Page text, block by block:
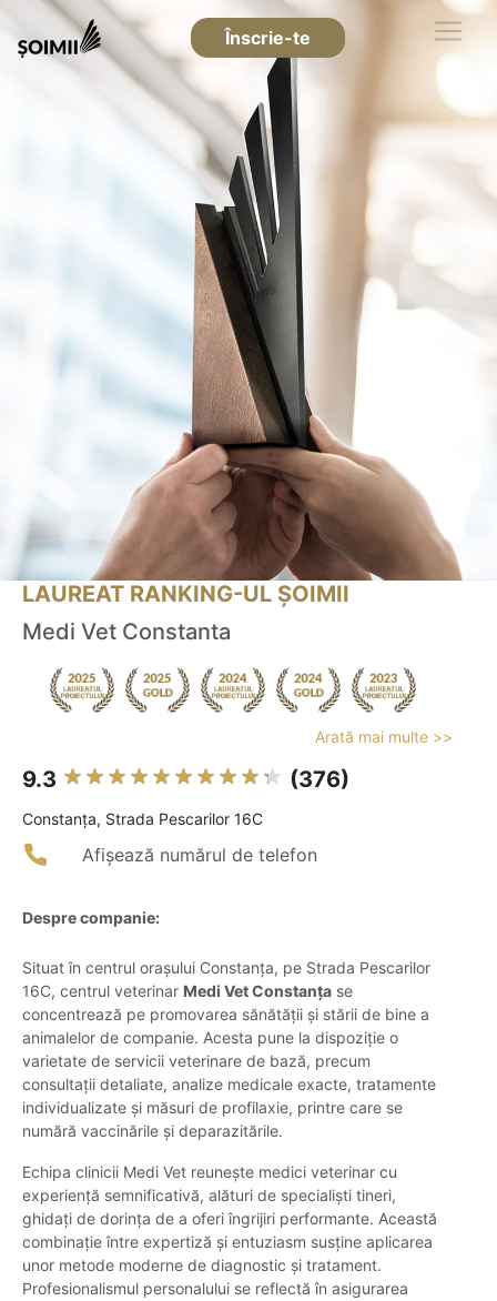
Înscrie-te
LAUREAT RANKING-UL ȘOIMII
Medi Vet Constanta
Arată mai multe >>
9.3 (376)
Constanţa, Strada Pescarilor 16C
Afișează numărul de telefon
Despre companie:
Situat în centrul orașului Constanța, pe Strada Pescarilor
16C, centrul veterinar Medi Vet Constanța se
concentrează pe promovarea sănătății și stării de bine a
animalelor de companie. Acesta pune la dispoziție o
varietate de servicii veterinare de bază, precum
consultații detaliate, analize medicale exacte, tratamente
individualizate și măsuri de profilaxie, printre care se
numără vaccinările și deparazitările.
Echipa clinicii Medi Vet reunește medici veterinar cu
experiență semnificativă, alături de specialiști tineri,
ghidați de dorința de a oferi îngrijiri performante. Această
combinație între expertiză și entuziasm susține aplicarea
unor metode moderne de diagnostic și tratament.
Profesionalismul personalului se reflectă în asigurarea